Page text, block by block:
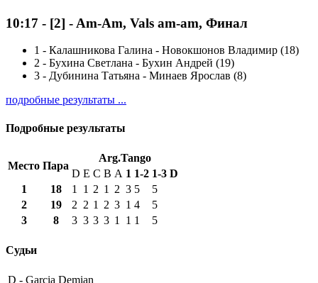
10:17 - [2] - Am-Am, Vals am-am, Финал
1 - Калашникова Галина - Новокшонов Владимир (18)
2 - Бухина Светлана - Бухин Андрей (19)
3 - Дубинина Татьяна - Минаев Ярослав (8)
подробные результаты ...
Подробные результаты
Место Пара
Arg.Tango
D E C B A 1 1-2 1-3 D
1
18 1 1 2 1 2 3 5
5
2
19 2 2 1 2 3 1 4
5
3
8 3 3 3 3 1 1 1 5
Судьи
D - Garcia Demian